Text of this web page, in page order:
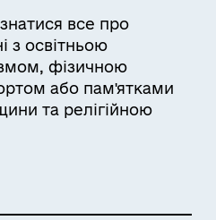
все про
з освітньою
фізичною
або пам'ятками
та релігійною